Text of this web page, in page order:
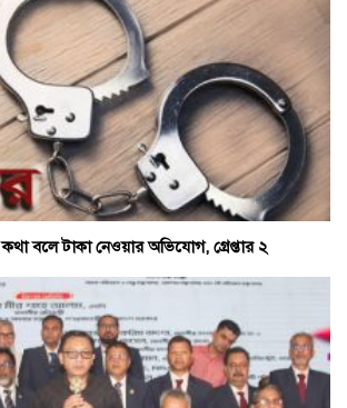
বলে টাকা নেওয়ার অভিযোগ, গ্রেপ্তার ২